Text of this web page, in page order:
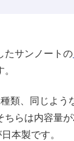
たサンノートの
類、同じよう
ちらは内容量
本製です。